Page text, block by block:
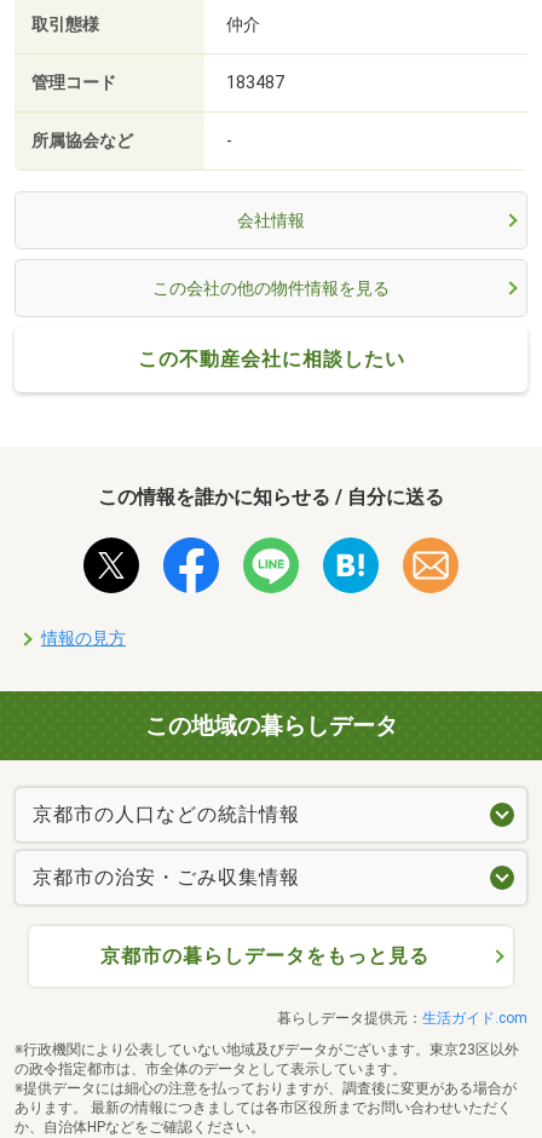
取引態様 仲介
管理コード 183487
所属協会など -
会社情報
この会社の他の物件情報を見る
この不動産会社に相談したい
この情報を誰かに知らせる / 自分に送る
情報の見方
この地域の暮らしデータ
京都市の人口などの統計情報
京都市の治安・ごみ収集情報
京都市の暮らしデータをもっと見る
暮らしデータ提供元： 生活ガイド.com
※行政機関により公表していない地域及びデータがございます。東京23区以外
の政令指定都市は、市全体のデータとして表示しています。
※提供データには細心の注意を払っておりますが、調査後に変更がある場合が
あります。 最新の情報につきましては各市区役所までお問い合わせいただく
か、自治体HPなどをご確認ください。